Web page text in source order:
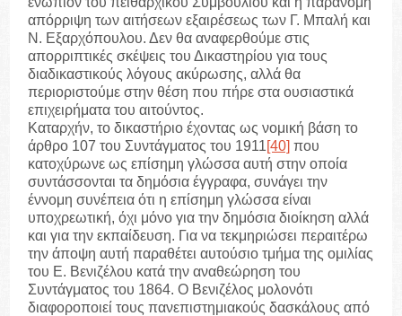
απόρριψη των αιτήσεων εξαιρέσεως των Γ. Μπαλή και
Ν. Εξαρχόπουλου. Δεν θα αναφερθούμε στις
απορριπτικές σκέψεις του Δικαστηρίου για τους
διαδικαστικούς λόγους ακύρωσης, αλλά θα
περιοριστούμε στην θέση που πήρε στα ουσιαστικά
επιχειρήματα του αιτούντος.
Καταρχήν, το δικαστήριο έχοντας ως νομική βάση το
άρθρο 107 του Συντάγματος του 1911[40] που
κατοχύρωνε ως επίσημη γλώσσα αυτή στην οποία
συντάσσονται τα δημόσια έγγραφα, συνάγει την
έννομη συνέπεια ότι η επίσημη γλώσσα είναι
υποχρεωτική, όχι μόνο για την δημόσια διοίκηση αλλά
και για την εκπαίδευση. Για να τεκμηριώσει περαιτέρω
την άποψη αυτή παραθέτει αυτούσιο τμήμα της ομιλίας
του Ε. Βενιζέλου κατά την αναθεώρηση του
Συντάγματος του 1864. Ο Βενιζέλος μολονότι
διαφοροποιεί τους πανεπιστημιακούς δασκάλους από